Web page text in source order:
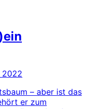
2022
– aber ist das
er zum